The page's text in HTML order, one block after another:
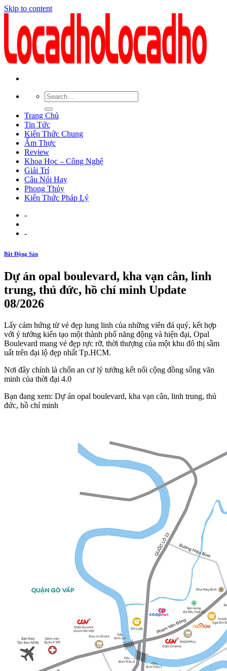
Skip to content
Trang Chủ
Tin Tức
Kiến Thức Chung
Ẩm Thực
Review
Khoa Học – Công Nghệ
Giải Trí
Câu Nói Hay
Phong Thủy
Kiến Thức Pháp Lý
-
-
Bất Động Sản
Dự án opal boulevard, kha vạn cân, linh
trung, thủ đức, hồ chí minh Update
08/2026
Lấy cảm hứng từ vẻ đẹp lung linh của những viên đá quý, kết hợp
với ý tưởng kiến tạo một thành phố năng động và hiện đại, Opal
Boulevard mang vẻ đẹp rực rỡ, thời thượng của một khu đô thị sầm
uất trên đại lộ đẹp nhất Tp.HCM.
Nơi đây chính là chốn an cư lý tưởng kết nối cộng đồng sống văn
minh của thời đại 4.0
Bạn đang xem: Dự án opal boulevard, kha vạn cân, linh trung, thủ
đức, hồ chí minh